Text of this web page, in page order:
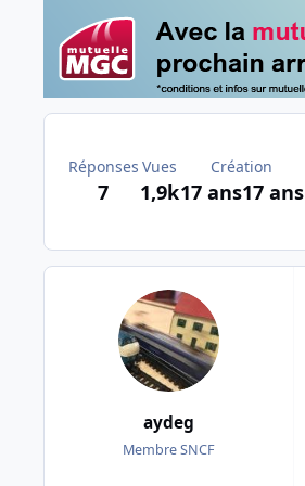
Réponses
7
Vues
1,9k
Création
17 ans17 ans
aydeg
Membre SNCF